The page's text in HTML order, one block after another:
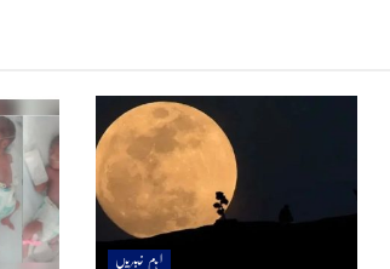
اہم خبریں